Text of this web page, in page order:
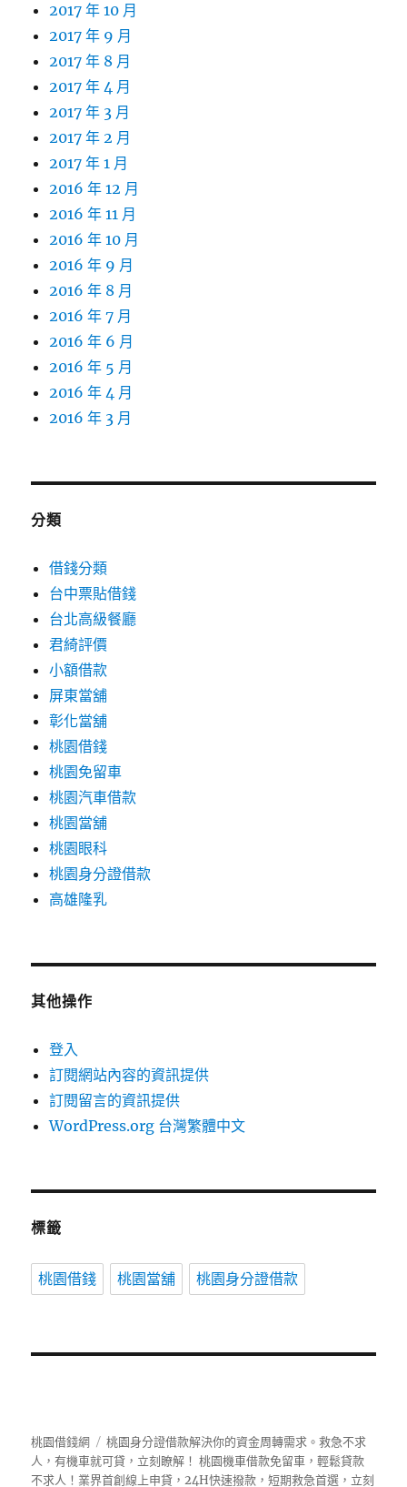
2017 年 10 月
2017 年 9 月
2017 年 8 月
2017 年 4 月
2017 年 3 月
2017 年 2 月
2017 年 1 月
2016 年 12 月
2016 年 11 月
2016 年 10 月
2016 年 9 月
2016 年 8 月
2016 年 7 月
2016 年 6 月
2016 年 5 月
2016 年 4 月
2016 年 3 月
分類
借錢分類
台中票貼借錢
台北高級餐廳
君綺評價
小額借款
屏東當舖
彰化當舖
桃園借錢
桃園免留車
桃園汽車借款
桃園當舖
桃園眼科
桃園身分證借款
高雄隆乳
其他操作
登入
訂閱網站內容的資訊提供
訂閱留言的資訊提供
WordPress.org 台灣繁體中文
標籤
桃園借錢 桃園當舖 桃園身分證借款
桃園借錢網
桃園身分證借款解決你的資金周轉需求。救急不求
人，有機車就可貸，立刻瞭解！ 桃園機車借款免留車，輕鬆貸款
不求人！業界首創線上申貸，24H快速撥款，短期救急首選，立刻